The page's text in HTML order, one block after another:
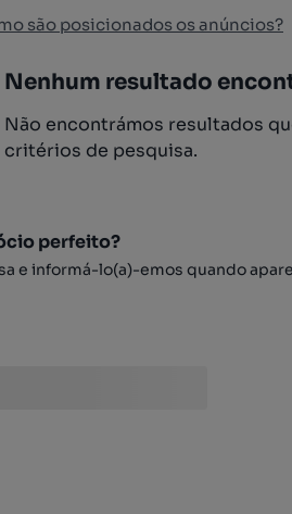
são posicionados os anúncios?
Nenhum resultado
Não encontrámos resultados
critérios de pesquisa.
perfeito?
e informá-lo(a)-emos quando